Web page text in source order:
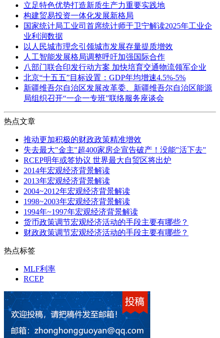
立足特色优势打造新质生产力重要实践地
构建贸易投资一体化发展新格局
国家统计局工业司首席统计师于卫宁解读2025年工业企
业利润数据
以人民城市理念引领城市发展存量提质增效
人工智能发展格局调整呼吁加强国际合作
八部门联合印发行动方案 加快培育交通物流领军企业
北京“十五五”目标设置：GDP年均增速4.5%-5%
新疆维吾尔自治区发展改革委、新疆维吾尔自治区能源
局组织召开“一企一专班”联络服务座谈会
热点文章
推动更加积极的财政政策精准增效
失去最大"金主"超400家房企宣告破产！没能"活下去"
RCEP明年或签协议 世界最大自贸区将出炉
2014年宏观经济背景解读
2013年宏观经济背景解读
2004~2012年宏观经济背景解读
1998~2003年宏观经济背景解读
1994年~1997年宏观经济背景解读
货币政策调节宏观经济活动的手段主要有哪些？
财政政策调节宏观经济活动的手段主要有哪些？
热点标签
MLF利率
RCEP